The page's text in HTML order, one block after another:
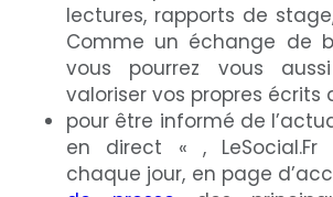
lectures, rapports de
Comme un échange de
vous pourrez vous
valoriser vos propres écrits
pour être informé de
en direct « , LeSocial.Fr
chaque jour, en page